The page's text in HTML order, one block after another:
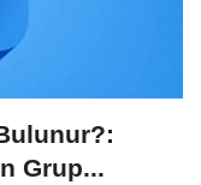
Grup...